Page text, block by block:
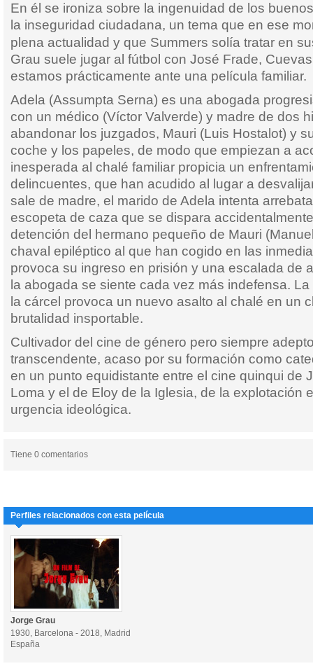
En él se ironiza sobre la ingenuidad de los
la inseguridad ciudadana, un tema que en ese
plena actualidad y que Summers solía tratar en
Grau suele jugar al fútbol con José Frade,
estamos prácticamente ante una película familiar.
Adela (Assumpta Serna) es una abogada
con un médico (Víctor Valverde) y madre de dos
abandonar los juzgados, Mauri (Luis Hostalot) y
coche y los papeles, de modo que empiezan a
inesperada al chalé familiar propicia un
delincuentes, que han acudido al lugar a
sale de madre, el marido de Adela intenta
escopeta de caza que se dispara
detención del hermano pequeño de Mauri
chaval epiléptico al que han cogido en las
provoca su ingreso en prisión y una escalada de
la abogada se siente cada vez más indefensa.
la cárcel provoca un nuevo asalto al chalé en un
brutalidad insportable.
Cultivador del cine de género pero siempre
transcendente, acaso por su formación como
en un punto equidistante entre el cine quinqui de
Loma y el de Eloy de la Iglesia, de la explotación
urgencia ideológica.
Tiene 0 comentarios
Perfiles relacionados con esta película
Jorge Grau
1930, Barcelona - 2018, Madrid
España